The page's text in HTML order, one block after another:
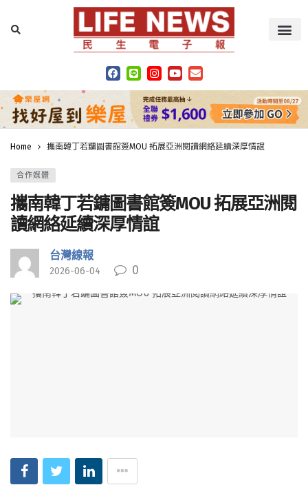
Home 攜南韓丁若鏞圖書館簽MOU 拓展亞洲閱讀網絡延續深厚情誼
合作媒體
攜南韓丁若鏞圖書館簽MOU 拓展亞洲閱
讀網絡延續深厚情誼
台灣線報
2026-06-04 0